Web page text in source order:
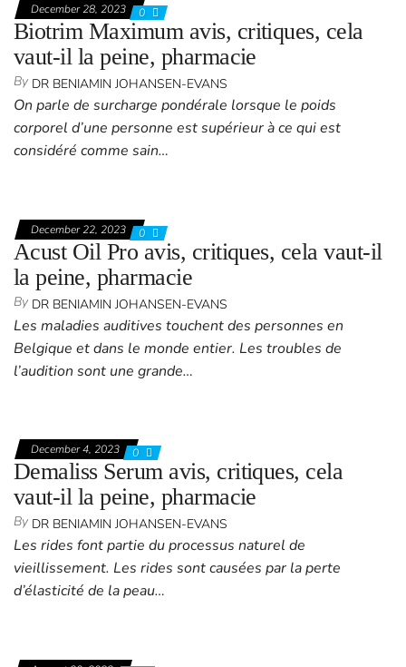
December 28, 2023 0
Biotrim Maximum avis, critiques, cela
vaut-il la peine, pharmacie
By DR BENIAMIN JOHANSEN-EVANS
On parle de surcharge pondérale lorsque le poids
corporel d’une personne est supérieur à ce qui est
considéré comme sain…
December 22, 2023 0
Acust Oil Pro avis, critiques, cela vaut-il
la peine, pharmacie
By DR BENIAMIN JOHANSEN-EVANS
Les maladies auditives touchent des personnes en
Belgique et dans le monde entier. Les troubles de
l’audition sont une grande…
December 4, 2023 0
Demaliss Serum avis, critiques, cela
vaut-il la peine, pharmacie
By DR BENIAMIN JOHANSEN-EVANS
Les rides font partie du processus naturel de
vieillissement. Les rides sont causées par la perte
d’élasticité de la peau…